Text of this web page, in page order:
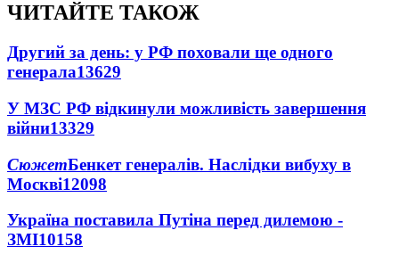
ЧИТАЙТЕ ТАКОЖ
Другий за день: у РФ поховали ще одного
генерала13629
У МЗС РФ відкинули можливість завершення
війни13329
СюжетБенкет генералів. Наслідки вибуху в
Москві12098
Україна поставила Путіна перед дилемою -
ЗМІ10158